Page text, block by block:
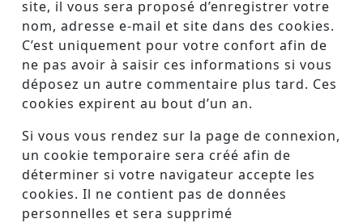
site, il vous sera proposé d’enregistrer votre
nom, adresse e-mail et site dans des cookies.
C’est uniquement pour votre confort afin de
ne pas avoir à saisir ces informations si vous
déposez un autre commentaire plus tard. Ces
cookies expirent au bout d’un an.
Si vous vous rendez sur la page de connexion,
un cookie temporaire sera créé afin de
déterminer si votre navigateur accepte les
cookies. Il ne contient pas de données
personnelles et sera supprimé